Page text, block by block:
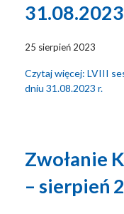
25 sierpień 2023
Czytaj więcej: LVIII
dniu 31.08.2023 r.
Zwołanie
– sierpień